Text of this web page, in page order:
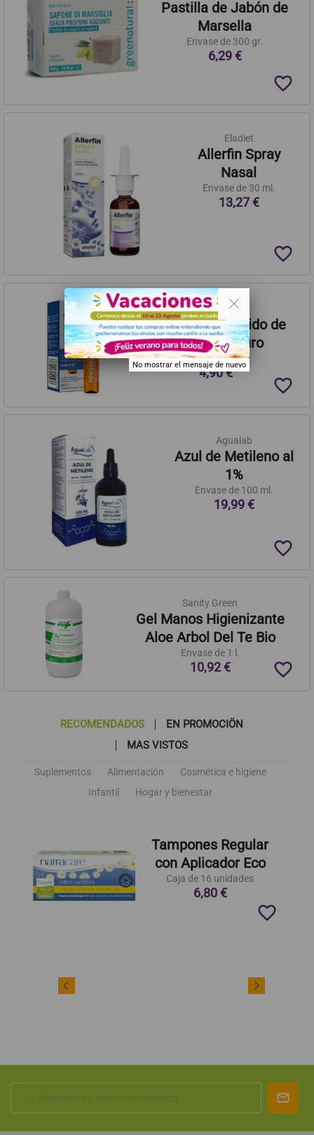
Pastilla de Jabón de
Marsella
Envase de 300 gr.
6,29 €
favorite_border
Eladiet
Allerfin Spray
Nasal
Envase de 30 ml.
13,27 €
favorite_border
Dioxilife
Ampolla de Dióxido de
Cloro Ultrapuro
Ampolla de 5 ml.
4,90 €
favorite_border
Agualab
Azul de Metileno al
1%
Envase de 100 ml.
19,99 €
favorite_border
Sanity Green
Gel Manos Higienizante
Aloe Arbol Del Te Bio
Envase de 1 l.
10,92 € favorite_border
RECOMENDADOS
EN PROMOCIÖN
MAS VISTOS
Suplementos Alimentación
Cosmética e higiene
Infantil
Hogar y bienestar
Tampones Regular
con Aplicador Eco
Caja de 16 unidades
6,80 €
favorite_border
. .
No mostrar el mensaje de nuevo